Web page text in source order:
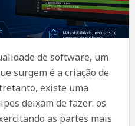
de software, um
surgem é a criação de
existe uma
deixam de fazer: os
as partes mais